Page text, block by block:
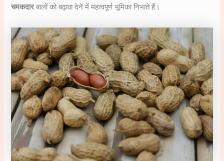
चमकदारबालों को बढ़ावा देने में महत्वपूर्ण भूमिका निभाते हैं।